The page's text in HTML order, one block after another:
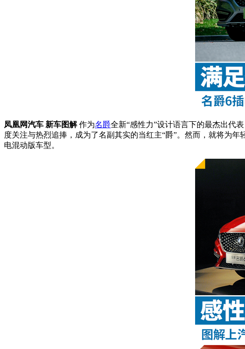
凤凰网汽车 新车图解作为名爵全新“感性力”设计语言下的最杰出代
度关注与热烈追捧，成为了名副其实的当红主“爵”。然而，就将为
电混动版车型。